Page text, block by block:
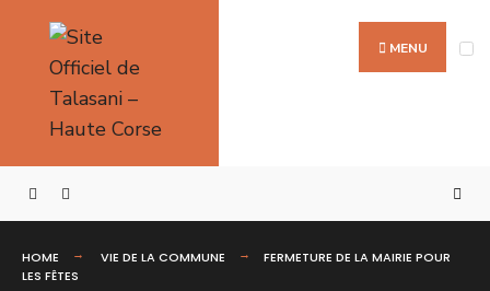
MENU
HOME VIE DE LA COMMUNE
FERMETURE DE LA MAIRIE POUR
LES FÊTES